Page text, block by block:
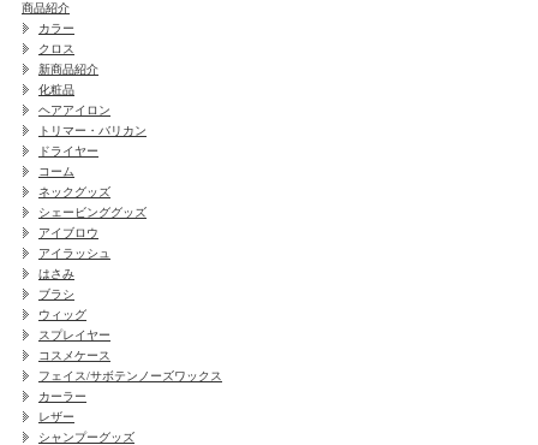
商品紹介
カラー
クロス
新商品紹介
化粧品
ヘアアイロン
トリマー・バリカン
ドライヤー
コーム
ネックグッズ
シェービンググッズ
アイブロウ
アイラッシュ
はさみ
ブラシ
ウィッグ
スプレイヤー
コスメケース
フェイス/サボテンノーズワックス
カーラー
レザー
シャンプーグッズ